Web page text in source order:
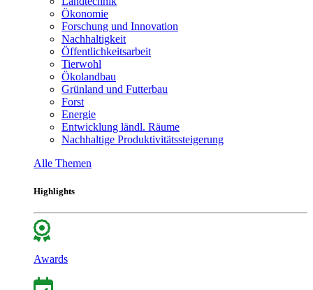
Ökonomie
Forschung und Innovation
Nachhaltigkeit
Öffentlichkeitsarbeit
Tierwohl
Ökolandbau
Grünland und Futterbau
Forst
Energie
Entwicklung ländl. Räume
Nachhaltige Produktivitätssteigerung
Alle Themen
Highlights
Awards